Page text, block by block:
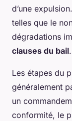
d’une
telles que le
dégradations
clauses du bail.
Les étapes du
généralement
un
conformité, le